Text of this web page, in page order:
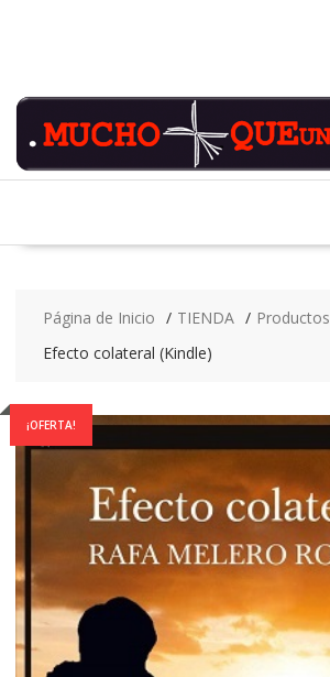
Página de Inicio TIENDA
Productos
Efecto colateral (Kindle)
¡OFERTA!